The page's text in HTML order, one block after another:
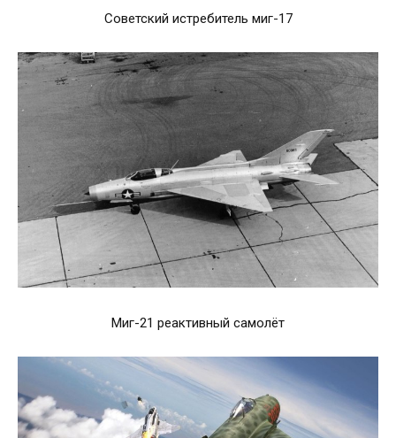
Советский истребитель миг-17
Миг-21 реактивный самолёт